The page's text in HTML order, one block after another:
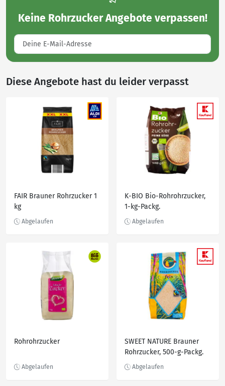
Keine Rohrzucker Angebote verpassen!
Diese Angebote hast du leider verpasst
FAIR Brauner Rohrzucker 1
kg
K-BIO Bio-Rohrohrzucker,
1-kg-Packg.
Rohrohrzucker
SWEET NATURE Brauner
Rohrzucker, 500-g-Packg.